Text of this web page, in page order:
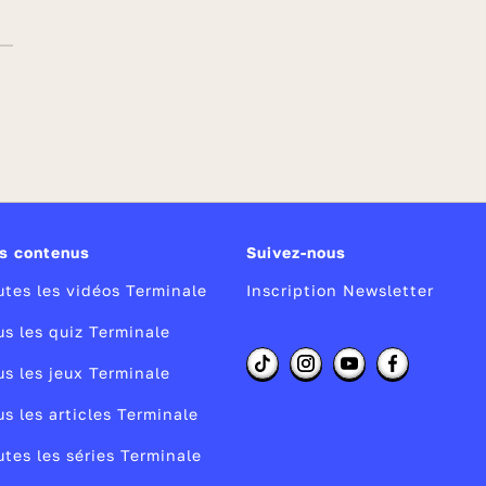
contenus
les vidéos Terminale
les quiz Terminale
les jeux Terminale
les articles Terminale
les séries Terminale
Suivez-nous
Inscription Newsletter